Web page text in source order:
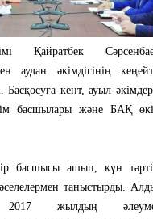
Қайратбек
аудан әкімдігінің
Басқосуға кент, ауыл
басшылары және БАҚ
басшысы ашып, күн
таныстырды.
2017 жылдың